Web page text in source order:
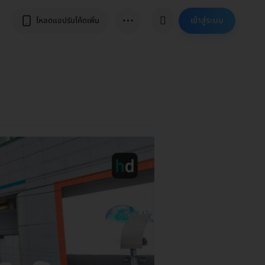
โหลดแอปรับโค้ดเพิ่ม ⋯ เข้าสู่ระบบ